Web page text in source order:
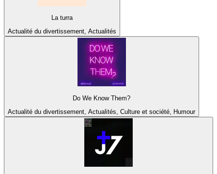
La turra
Actualité du divertissement, Actualités
Do We Know Them?
Actualité du divertissement, Actualités, Culture et société, Humour